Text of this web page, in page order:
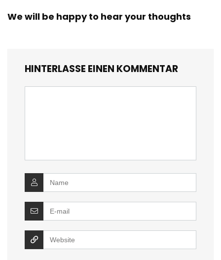
We will be happy to hear your thoughts
HINTERLASSE EINEN KOMMENTAR